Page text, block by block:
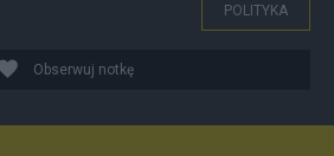
POLITYKA
Obserwuj notkę